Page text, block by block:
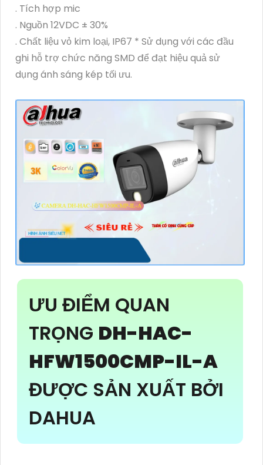
. Tích hợp mic
. Nguồn 12VDC ± 30%
. Chất liệu vỏ kim loại, IP67 * Sử dụng với các đầu
ghi hỗ trợ chức năng SMD để đạt hiệu quả sử
dụng ánh sáng kép tối ưu.
ƯU ĐIỂM QUAN
TRỌNG DH-HAC-
HFW1500CMP-IL-A
ĐƯỢC SẢN XUẤT BỞI
DAHUA